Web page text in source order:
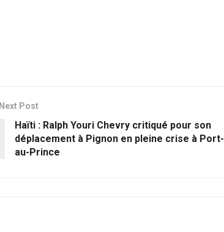
Next Post
Haïti : Ralph Youri Chevry critiqué pour son
déplacement à Pignon en pleine crise à Port-
au-Prince